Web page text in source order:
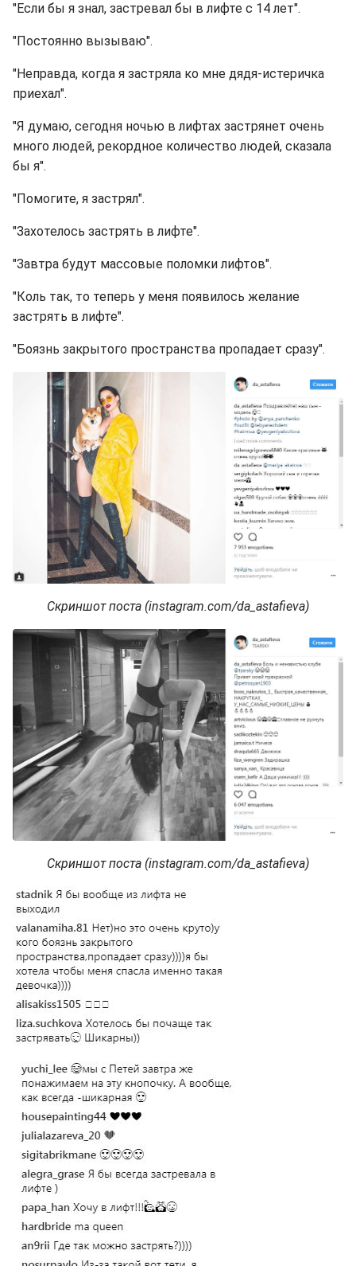
"Если бы я знал, застревал бы в лифте с 14 лет".
"Постоянно вызываю".
"Неправда, когда я застряла ко мне дядя-истеричка
приехал".
"Я думаю, сегодня ночью в лифтах застрянет очень
много людей, рекордное количество людей, сказала
бы я".
"Помогите, я застрял".
"Захотелось застрять в лифте".
"Завтра будут массовые поломки лифтов".
"Коль так, то теперь у меня появилось желание
застрять в лифте".
"Боязнь закрытого пространства пропадает сразу".
Скриншот поста (instagram.com/da_astafieva)
Скриншот поста (instagram.com/da_astafieva)